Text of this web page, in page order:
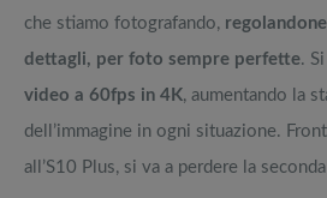
che stiamo fotografando,
dettagli, per foto sempre perfette.
video a 60fps in 4K, aumentando la
dell’immagine in ogni situazione.
all’S10 Plus, si va a perdere la